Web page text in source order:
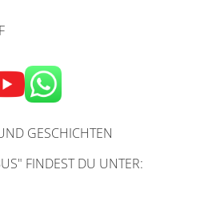
GESCHICHTEN
FINDEST DU UNTER: